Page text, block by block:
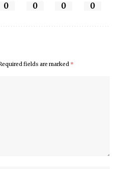
0 0 0 0
fields are marked *